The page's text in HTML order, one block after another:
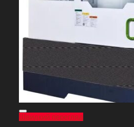
Швидкий перегляд